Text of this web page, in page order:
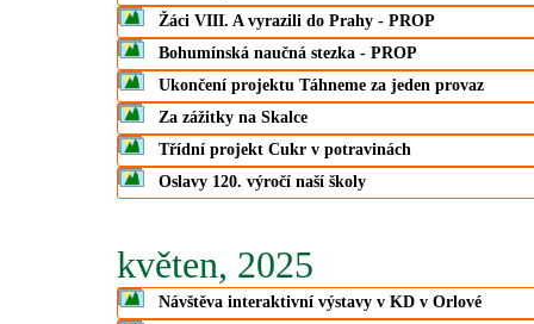
Žáci VIII. A vyrazili do Prahy - PROP
Bohumínská naučná stezka - PROP
Ukončení projektu Táhneme za jeden provaz
Za zážitky na Skalce
Třídní projekt Cukr v potravinách
Oslavy 120. výročí naší školy
květen, 2025
Návštěva interaktivní výstavy v KD v Orlové